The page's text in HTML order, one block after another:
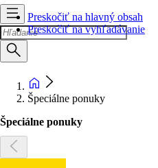
Preskočiť na hlavný obsah
Preskočiť na vyhľadávanie
Špeciálne ponuky
Špeciálne ponuky